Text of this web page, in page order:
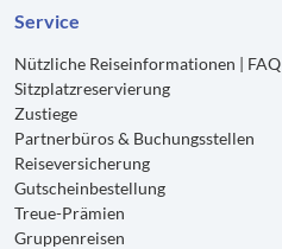
Service
Nützliche Reiseinformationen | FAQ
Sitzplatzreservierung
Zustiege
Partnerbüros & Buchungsstellen
Reiseversicherung
Gutscheinbestellung
Treue-Prämien
Gruppenreisen